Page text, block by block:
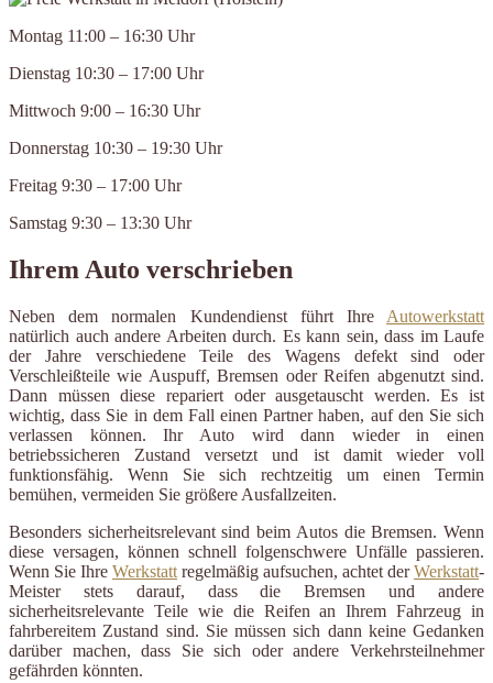
Montag 11:00 – 16:30 Uhr
Dienstag 10:30 – 17:00 Uhr
Mittwoch 9:00 – 16:30 Uhr
Donnerstag 10:30 – 19:30 Uhr
Freitag 9:30 – 17:00 Uhr
Samstag 9:30 – 13:30 Uhr
Ihrem Auto verschrieben
Neben dem normalen Kundendienst führt Ihre Autowerkstatt
natürlich auch andere Arbeiten durch. Es kann sein, dass im Laufe
der Jahre verschiedene Teile des Wagens defekt sind oder
Verschleißteile wie Auspuff, Bremsen oder Reifen abgenutzt sind.
Dann müssen diese repariert oder ausgetauscht werden. Es ist
wichtig, dass Sie in dem Fall einen Partner haben, auf den Sie sich
verlassen können. Ihr Auto wird dann wieder in einen
betriebssicheren Zustand versetzt und ist damit wieder voll
funktionsfähig. Wenn Sie sich rechtzeitig um einen Termin
bemühen, vermeiden Sie größere Ausfallzeiten.
Besonders sicherheitsrelevant sind beim Autos die Bremsen. Wenn
diese versagen, können schnell folgenschwere Unfälle passieren.
Wenn Sie Ihre Werkstatt regelmäßig aufsuchen, achtet derWerkstatt-
Meister stets darauf, dass die Bremsen und andere
sicherheitsrelevante Teile wie die Reifen an Ihrem Fahrzeug in
fahrbereitem Zustand sind. Sie müssen sich dann keine Gedanken
darüber machen, dass Sie sich oder andere Verkehrsteilnehmer
gefährden könnten.